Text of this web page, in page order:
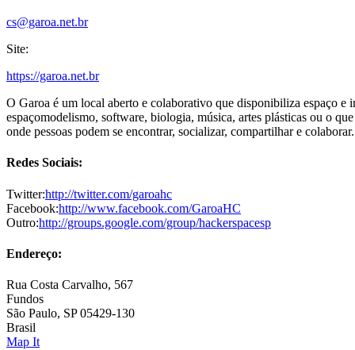
cs@garoa.net.br
Site:
https://garoa.net.br
O Garoa é um local aberto e colaborativo que disponibiliza espaço e
espaçomodelismo, software, biologia, música, artes plásticas ou o
onde pessoas podem se encontrar, socializar, compartilhar e
Redes Sociais:
Twitter:http://twitter.com/garoahc
Facebook:http://www.facebook.com/GaroaHC
Outro:http://groups.google.com/group/hackerspacesp
Endereço:
Rua Costa Carvalho, 567
Fundos
São Paulo, SP 05429-130
Brasil
Map It